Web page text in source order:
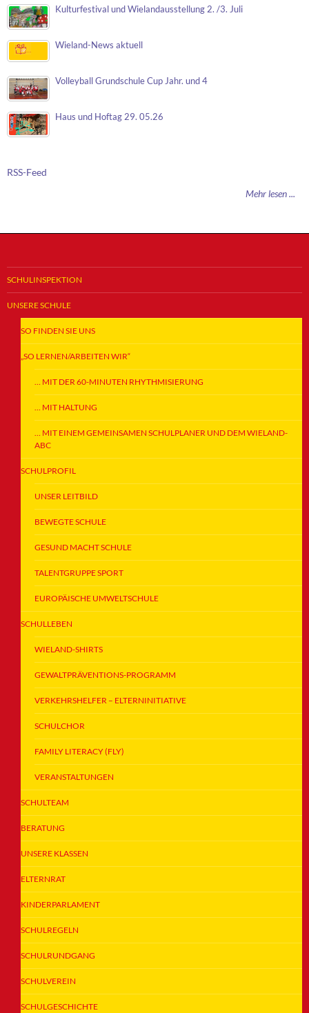
Kulturfestival und Wielandausstellung 2. /3. Juli
Wieland-News aktuell
Volleyball Grundschule Cup Jahr. und 4
Haus und Hoftag 29. 05.26
RSS-Feed
Mehr lesen ...
SCHULINSPEKTION
UNSERE SCHULE
SO FINDEN SIE UNS
„SO LERNEN/ARBEITEN WIR“
… MIT DER 60-MINUTEN RHYTHMISIERUNG
… MIT HALTUNG
… MIT EINEM GEMEINSAMEN SCHULPLANER UND DEM WIELAND-
ABC
SCHULPROFIL
UNSER LEITBILD
BEWEGTE SCHULE
GESUND MACHT SCHULE
TALENTGRUPPE SPORT
EUROPÄISCHE UMWELTSCHULE
SCHULLEBEN
WIELAND-SHIRTS
GEWALTPRÄVENTIONS-PROGRAMM
VERKEHRSHELFER – ELTERNINITIATIVE
SCHULCHOR
FAMILY LITERACY (FLY)
VERANSTALTUNGEN
SCHULTEAM
BERATUNG
UNSERE KLASSEN
ELTERNRAT
KINDERPARLAMENT
SCHULREGELN
SCHULRUNDGANG
SCHULVEREIN
SCHULGESCHICHTE